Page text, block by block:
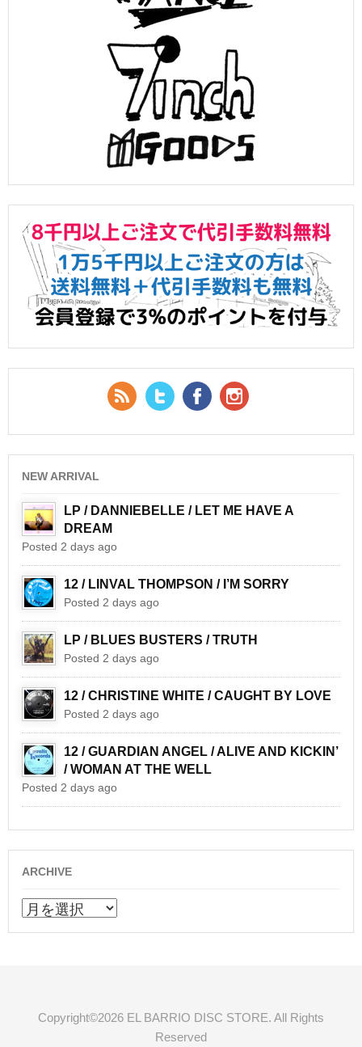
RSS Feed
Twitter Facebook
NEW ARRIVAL
LP / DANNIEBELLE / LET ME HAVE A
DREAM
Posted 2 days ago
12 / LINVAL THOMPSON / I’M SORRY
Posted 2 days ago
LP / BLUES BUSTERS / TRUTH
Posted 2 days ago
12 / CHRISTINE WHITE / CAUGHT BY LOVE
Posted 2 days ago
12 / GUARDIAN ANGEL / ALIVE AND KICKIN’
/ WOMAN AT THE WELL
Posted 2 days ago
ARCHIVE
ARCHIVE
Copyright©2026 EL BARRIO DISC STORE. All Rights
Reserved